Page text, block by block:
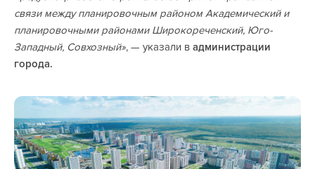
связи между планировочным районом Академический и
планировочными районами Широкореченский, Юго-
Западный, Совхозный», — указали в администрации
города.